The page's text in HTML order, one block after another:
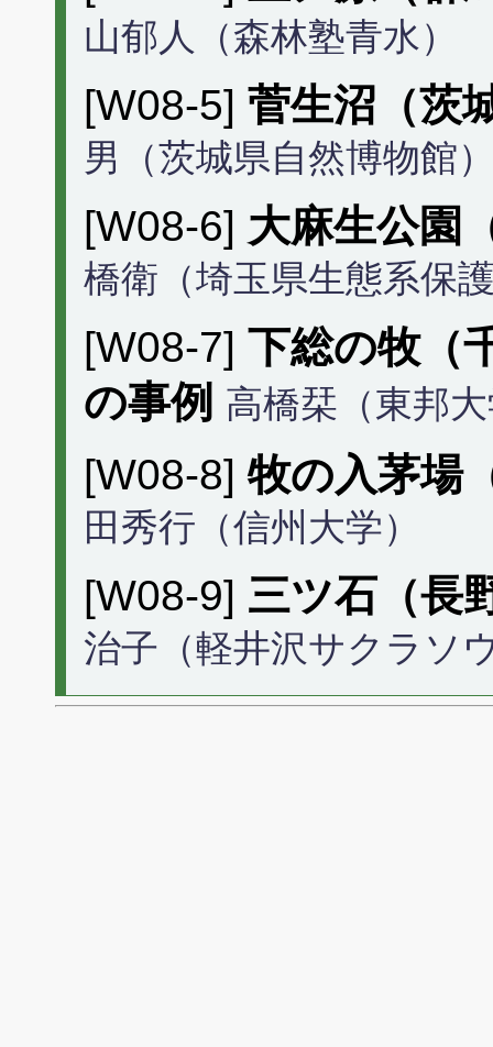
山郁人（森林塾青水）
[W08-5] 菅生沼（茨
男（茨城県自然博物館
[W08-6] 大麻生公園
橋衛（埼玉県生態系保
[W08-7] 下総の牧（
の事例 高橋栞（東邦
[W08-8]牧の入茅場
田秀行（信州大学）
[W08-9] 三ツ石（長
治子（軽井沢サクラソ